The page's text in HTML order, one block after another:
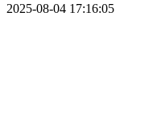
2025-08-04 17:16:05